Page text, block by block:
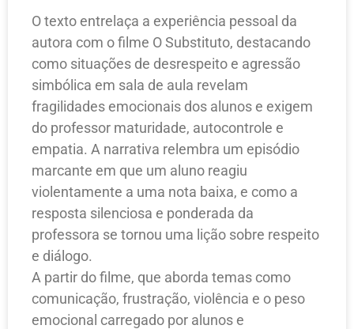
O texto entrelaça a experiência pessoal da
autora com o filme O Substituto, destacando
como situações de desrespeito e agressão
simbólica em sala de aula revelam
fragilidades emocionais dos alunos e exigem
do professor maturidade, autocontrole e
empatia. A narrativa relembra um episódio
marcante em que um aluno reagiu
violentamente a uma nota baixa, e como a
resposta silenciosa e ponderada da
professora se tornou uma lição sobre respeito
e diálogo.
A partir do filme, que aborda temas como
comunicação, frustração, violência e o peso
emocional carregado por alunos e